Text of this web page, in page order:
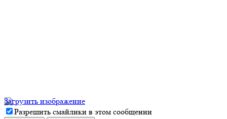
Загрузить изображение
Разрешить смайлики в этом сообщении